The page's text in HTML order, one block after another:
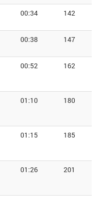
00:34 142
00:38 147
00:52 162
01:10 180
01:15 185
01:26 201